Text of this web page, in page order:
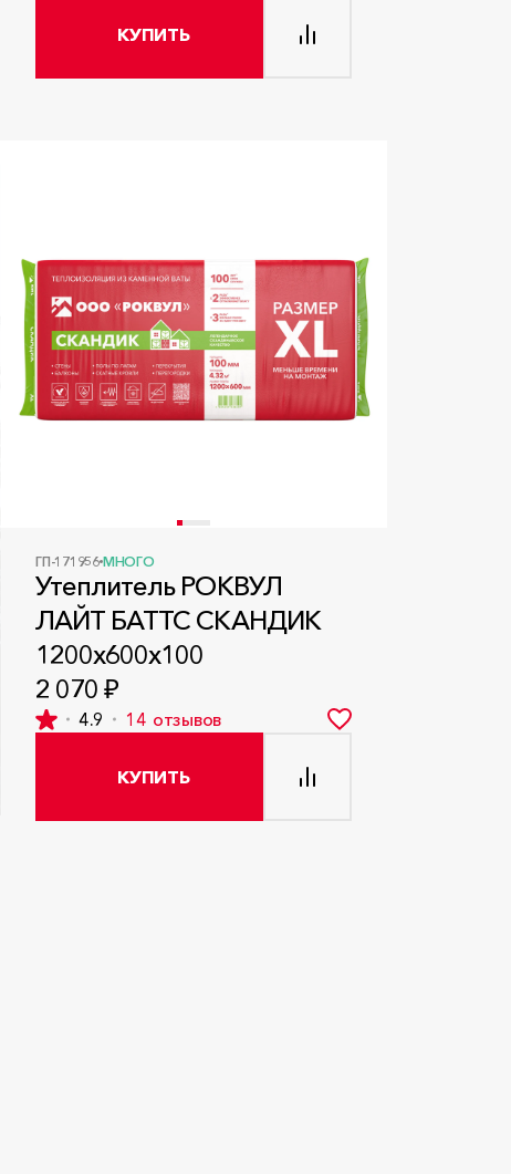
КУПИТЬ
ГП-171956 МНОГО
Утеплитель РОКВУЛ
ЛАЙТ БАТТС СКАНДИК
1200x600x100
2 070 ₽
4.9 14 отзывов
КУПИТЬ